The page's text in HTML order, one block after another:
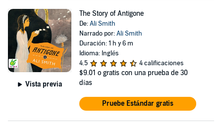
Vista previa
The Story of Antigone
De:Ali Smith
Narrado por:Ali Smith
Duración: 1 h y 6 m
Idioma: Inglés
4.5
4 calificaciones
$9.01 o gratis con una prueba de 30
días
Pruebe Estándar gratis